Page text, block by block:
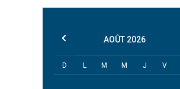
AOÛT 2026
D L M M J V